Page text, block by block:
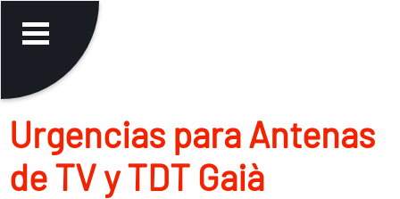
Urgencias para Antenas
de TV y TDT Gaià